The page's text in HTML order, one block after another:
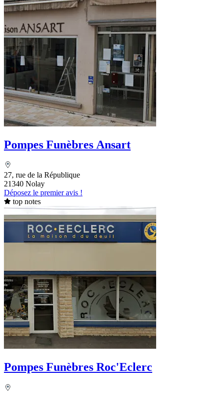
Pompes Funèbres Ansart
27, rue de la République
21340 Nolay
Déposez le premier avis !
top notes
Pompes Funèbres Roc'Eclerc